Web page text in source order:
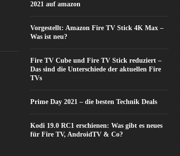
2021 auf amazon
Vorgestellt: Amazon Fire TV Stick 4K Max –
Was ist neu?
Fire TV Cube und Fire TV Stick reduziert –
Das sind die Unterschiede der aktuellen Fire
TVs
Prime Day 2021 – die besten Technik Deals
Kodi 19.0 RC1 erschienen: Was gibt es neues
für Fire TV, AndroidTV & Co?